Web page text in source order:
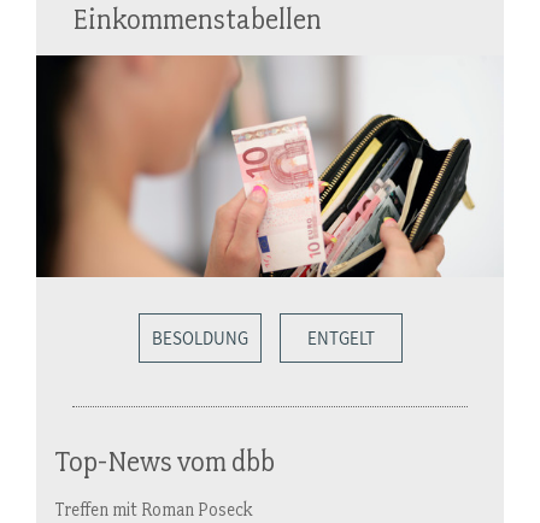
Einkommenstabellen
BESOLDUNG ENTGELT
Top-News vom dbb
Treffen mit Roman Poseck